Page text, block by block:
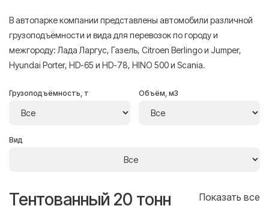
В автопарке компании представлены автомобили различной
грузоподъёмности и вида для перевозок по городу и
межгороду: Лада Ларгус, Газель, Citroen Berlingo и Jumper,
Hyundai Porter, HD-65 и HD-78, HINO 500 и Scania.
Грузоподъёмность, т Объём, м3
Вид
Тентованный 20 тонн Показать все